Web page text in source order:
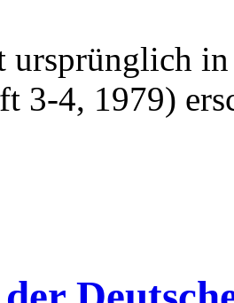
ursprünglich
3-4, 1979)